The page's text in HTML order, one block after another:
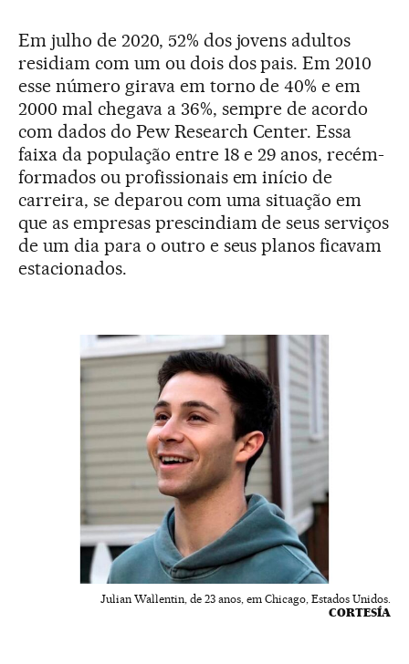
Em julho de 2020, 52% dos jovens adultos
residiam com um ou dois dos pais. Em 2010
esse número girava em torno de 40% e em
2000 mal chegava a 36%, sempre de acordo
com dados do Pew Research Center. Essa
faixa da população entre 18 e 29 anos, recém-
formados ou profissionais em início de
carreira, se deparou com uma situação em
que as empresas prescindiam de seus serviços
de um dia para o outro e seus planos ficavam
estacionados.
Julian Wallentin, de 23 anos, em Chicago, Estados Unidos.
CORTESÍA